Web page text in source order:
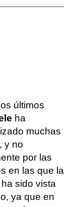
últimos
ha
muchas
y no
por las
en las que la
sido vista
ya que en